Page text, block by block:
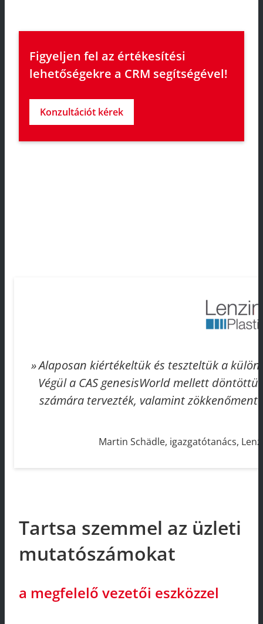
Figyeljen fel az értékesítési
lehetőségekre a CRM segítségével!
Konzultációt kérek
Alaposan kiértékeltük és teszteltük a
Végül a CAS genesisWorld mellett
számára tervezték, valamint
Martin Schädle, igazgatótanács,
Tartsa szemmel az üzleti
mutatószámokat
a megfelelő vezetői eszközzel